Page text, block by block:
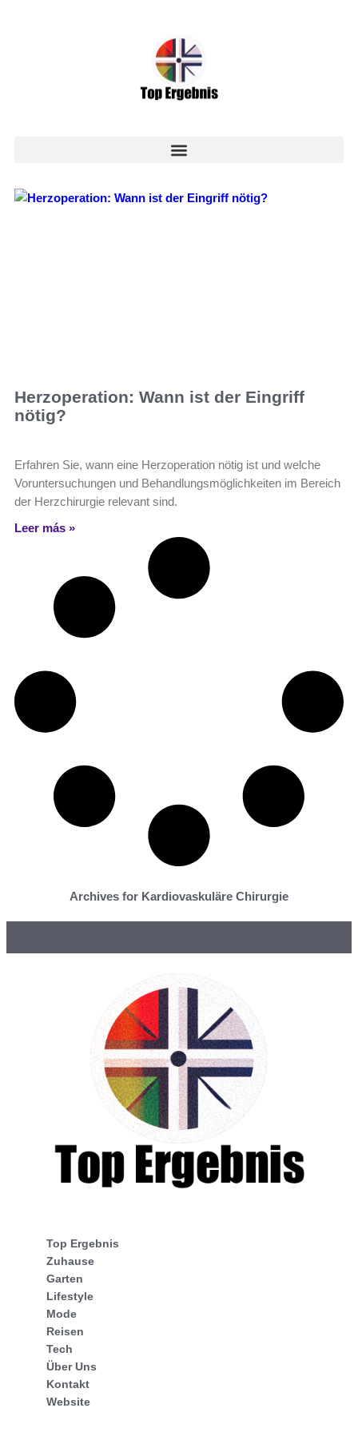
Herzoperation: Wann ist der Eingriff
nötig?
Erfahren Sie, wann eine Herzoperation nötig ist und welche
Voruntersuchungen und Behandlungsmöglichkeiten im Bereich
der Herzchirurgie relevant sind.
Leer más »
Archives for Kardiovaskuläre Chirurgie
Top Ergebnis
Zuhause
Garten
Lifestyle
Mode
Reisen
Tech
Über Uns
Kontakt
Website